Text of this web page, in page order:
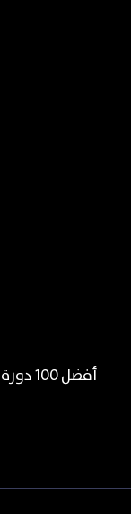
أفضل 100 دورة عن صناعة المحتوى والتسويق الرقمي